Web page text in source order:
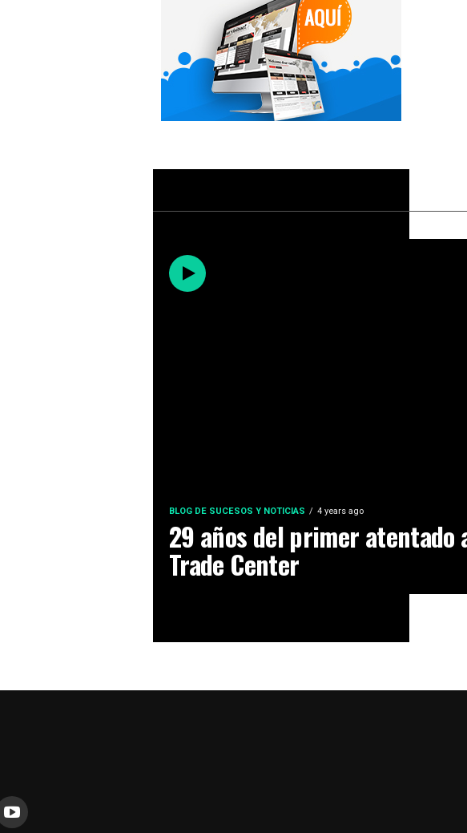
BLOG DE SUCESOS Y NOTICIAS 4 years ago
29 años del primer atentado
Trade Center